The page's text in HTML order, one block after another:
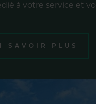
à votre service et
SAVOIR PLUS